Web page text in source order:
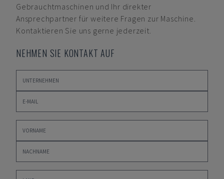
Gebrauchtmaschinen und Ihr direkter
Ansprechpartner für weitere Fragen zur Maschine.
Kontaktieren Sie uns gerne jederzeit.
NEHMEN SIE KONTAKT AUF